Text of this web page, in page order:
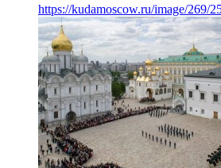
https://kudamoscow.ru/image/269/